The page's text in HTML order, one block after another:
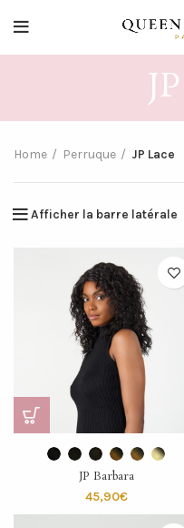
Home Perruque JP Lace
Afficher la barre latérale
JP Barbara
€